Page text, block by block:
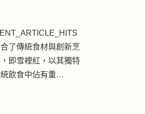
了傳統食材與創新烹
即雪裡紅，以其獨特
飲食中佔有重…